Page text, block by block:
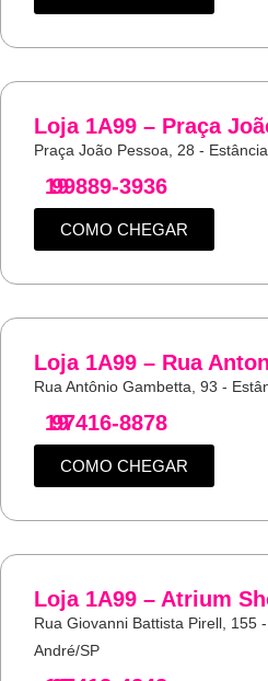
Loja 1A99 – Praça
Praça João Pessoa, 28 -
19
99889-3936
COMO CHEGAR
Loja 1A99 – Rua
Rua Antônio Gambetta, 93 -
19
97416-8878
COMO CHEGAR
Loja 1A99 – Atrium
Rua Giovanni Battista Pirell, 155
André/SP